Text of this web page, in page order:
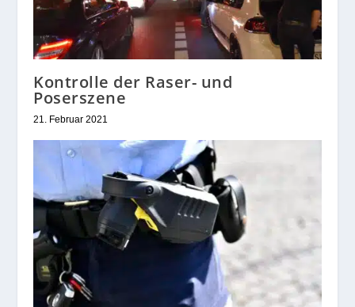
Kontrolle der Raser- und
Poserszene
21. Februar 2021